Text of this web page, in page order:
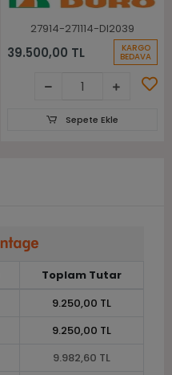
27914-271114-DI2039
39.500,00 TL KARGO
BEDAVA
Sepete Ekle
Toplam Tutar
9.250,00 TL
9.250,00 TL
9.982,60 TL